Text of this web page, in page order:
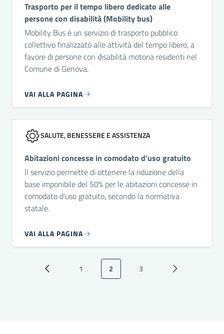
Trasporto per il tempo libero dedicato alle
persone con disabilità (Mobility bus)
Mobility Bus è un servizio di trasporto pubblico
collettivo finalizzato alle attività del tempo libero, a
favore di persone con disabilità motoria residenti nel
Comune di Genova.
VAI ALLA PAGINA
SALUTE, BENESSERE E ASSISTENZA
Abitazioni concesse in comodato d'uso gratuito
Il servizio permette di ottenere la riduzione della
base imponibile del 50% per le abitazioni concesse in
comodato d'uso gratuito, secondo la normativa
statale.
VAI ALLA PAGINA
Paginazione
Pagina precedente
Pagina
1 Pagina attuale
2 Pagina
3 Pagina